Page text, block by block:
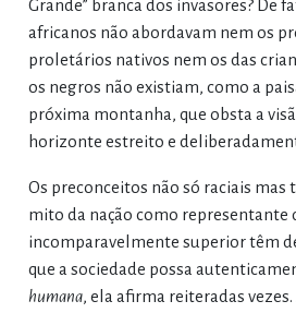
Grande” branca dos invasores? De
africanos não abordavam nem os
proletários nativos nem os das
os negros não existiam, como a
próxima montanha, que obsta a
horizonte estreito e
Os preconceitos não só raciais mas
mito da nação como representante
incomparavelmente superior têm
que a sociedade possa
humana, ela afirma reiteradas